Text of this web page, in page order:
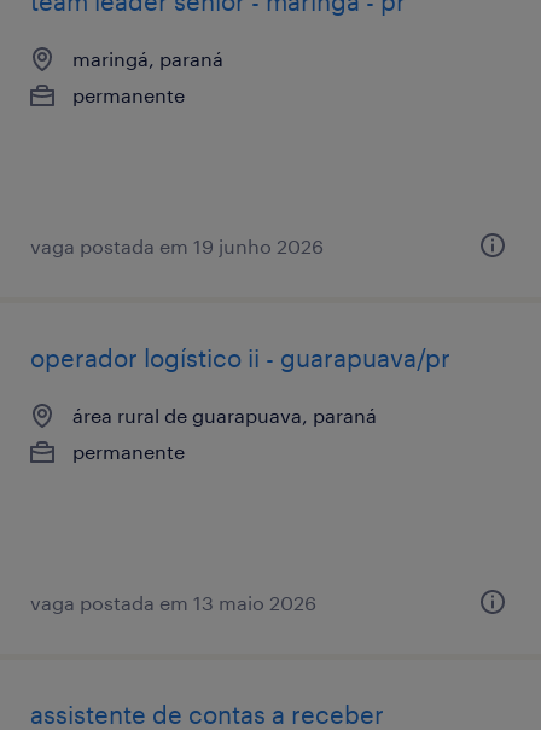
maringá, paraná
permanente
vaga postada em 19 junho 2026
operador logístico ii - guarapuava/pr
área rural de guarapuava, paraná
permanente
vaga postada em 13 maio 2026
assistente de contas a receber